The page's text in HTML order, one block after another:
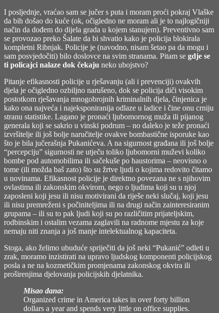
I posljednje, vraćao sam se jučer s puta i moram proći pokraj Vlaške
da bih došao do kuće (ok, očigledno ne moram ali je to najlogičniji
način da dođem do dijela grada u kojem stanujem). Preventivno sam
se provozao preko Šalate da bi shvatio kako je policija blokirala
kompletni Ribnjak. Policije je (navodno, nisam šetao pa da mogu i
sam posvjedočiti) bilo doslovce na svim stranama. Pitam se gdje se
ti policajci nalaze dok čekaju neko ubojstvo?
Pitanje efikasnosti policije u rješavanju (ali i prevenciji) ovakvih
djela je očigledno ozbiljno narušeno, dok se policija diči visokim
postotkom rješavanja mnogobrojnih kriminalnih djela, činjenica je
kako ona najveća i najeksponiranija odlaze u ladice i čine onu crniju
stranu statistike. Lagano je pronaći ljubomornog muža ili pijanog
generala koji se sakrio u vinski podrum – no daleko je teže pronaći
izvršitelje ili još bolje naručitelje ovakve bombastične isporuke kao
što je bila jučerašnja Pukanićeva. A na sigurnost građana ili još bolje
“percepciju” sigurnosti ne utječu toliko ljubomorni muževi koliko
bombe pod automobilima ili sačekuše po haustorima – neovisno o
tome (ili možda baš zato) što su žrtve ljudi o kojima redovito čitamo
u novinama. Efikasnost policije je direktno povezana ne s njihovim
ovlastima ili zakonskim okvirom, nego o ljudima koji su u njoj
zaposleni koji jesu ili nisu motivirani da riješe neki slučaj, koji jesu
ili nisu premreženi s počiniteljima ili na drugi način zainteresiranim
grupama – ili su to pak ljudi koji su po različitim prijateljskim,
rodbinskim i ostalim vezama zaglavili na radnome mjestu za koje
nemaju niti znanja a još manje intelektualnog kapaciteta.
Stoga, ako želimo ubuduće spriječiti da još neki “Pukanić” odleti u
zrak, moramo inzistirati na upravo ljudskog komponenti policijskog
posla a ne na kozmetičkim promjenama zakonskog okvira ili
proširenjima djelovanja policijskih djelatnika.
Misao dana:
Organized crime in America takes in over forty billion
dollars a year and spends very little on office supplies.